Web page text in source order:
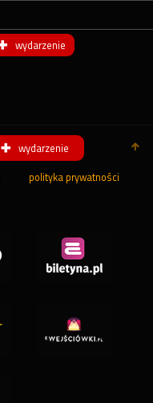
wydarzenie
wydarzenie
polityka prywatności